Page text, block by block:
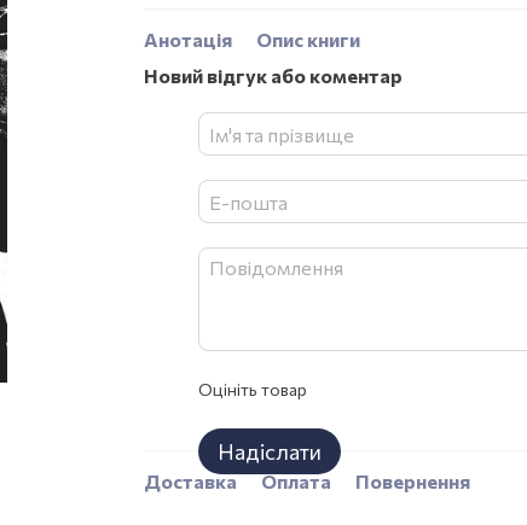
Анотація
Опис книги
Новий відгук або коментар
Оцініть товар
Надіслати
Доставка Оплата Повернення